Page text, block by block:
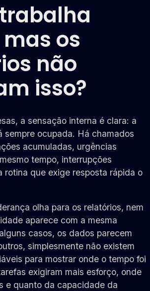
os
não
isso?
a sensação interna é clara: a
sempre ocupada. Há chamados
acumuladas, urgências
tempo, interrupções
rotina que exige resposta rápida o
olha para os relatórios, nem
aparece com a mesma
casos, os dados parecem
simplesmente não existem
para mostrar onde o tempo foi
exigiram mais esforço, onde
e quanto da capacidade da